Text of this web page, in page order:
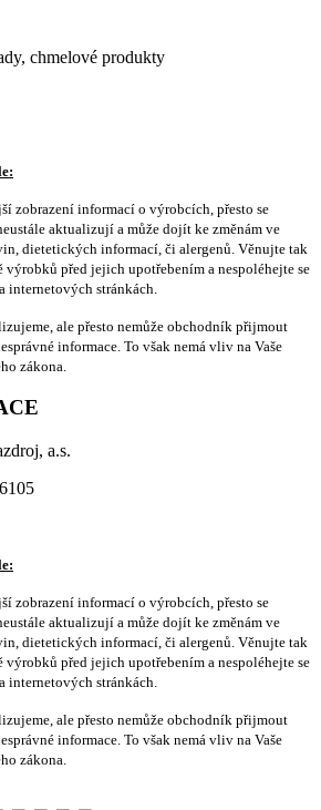
chmelové produkty
zobrazení informací o výrobcích, přesto se
aktualizují a může dojít ke změnám ve
dietetických informací, či alergenů. Věnujte tak
výrobků před jejich upotřebením a nespoléhejte se
internetových stránkách.
ale přesto nemůže obchodník přijmout
informace. To však nemá vliv na Vaše
zákona.
a.s.
zobrazení informací o výrobcích, přesto se
aktualizují a může dojít ke změnám ve
dietetických informací, či alergenů. Věnujte tak
výrobků před jejich upotřebením a nespoléhejte se
internetových stránkách.
ale přesto nemůže obchodník přijmout
informace. To však nemá vliv na Vaše
zákona.